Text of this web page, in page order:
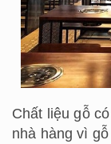
Chất liệu gỗ
nhà hàng vì